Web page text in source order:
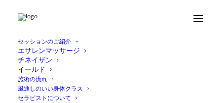
セッションのご紹介
エサレンマッサージ
チネイザン
イールド
施術の流れ
風通しのいい身体クラス
セラピストについて
｜ポール・ヴァーゼンの植物標本展｜のご案内
160CB217-27BC-4642-B5C8-AC3F8DB01C03